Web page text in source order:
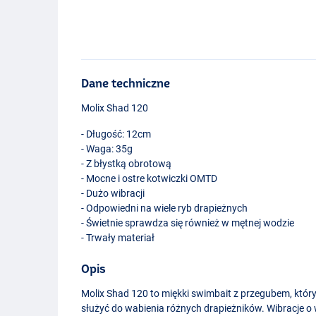
Live Rainbow
Dane techniczne
Molix Shad 120
- Długość: 12cm
- Waga: 35g
- Z błystką obrotową
- Mocne i ostre kotwiczkiOMTD
- Dużo wibracji
- Odpowiedni na wiele ryb drapieżnych
- Świetnie sprawdza się również w mętnej wodzie
- Trwały materiał
Opis
Molix Shad 120 to miękki swimbait z przegubem,
służyć do wabienia różnych drapieżników. Wibracje